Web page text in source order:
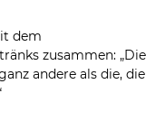
dem
zusammen: „Die
andere als die, die